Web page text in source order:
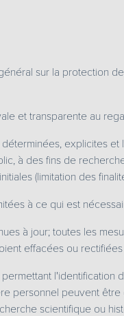
sur la protection
et transparente au
explicites
à des fins de
(limitation des
à ce qui est
à jour; toutes les
effacées ou
personnel peuvent
scientifique ou